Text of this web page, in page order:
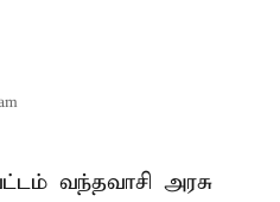
வந்தவாசி அரசு